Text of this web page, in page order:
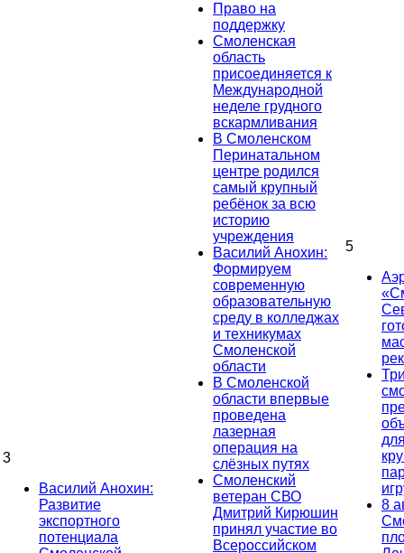
3
Василий Анохин:
Развитие
экспортного
потенциала
Право на
поддержку
Смоленская
область
присоединяется к
Международной
неделе грудного
вскармливания
В Смоленском
Перинатальном
центре родился
самый крупный
ребёнок за всю
историю
учреждения
Василий Анохин:
Формируем
современную
образовательную
среду в колледжах
и техникумах
Смоленской
области
В Смоленской
области впервые
проведена
лазерная
операция на
слёзных путях
Смоленский
ветеран СВО
Дмитрий Кирюшин
принял участие во
Всероссийском
5
8